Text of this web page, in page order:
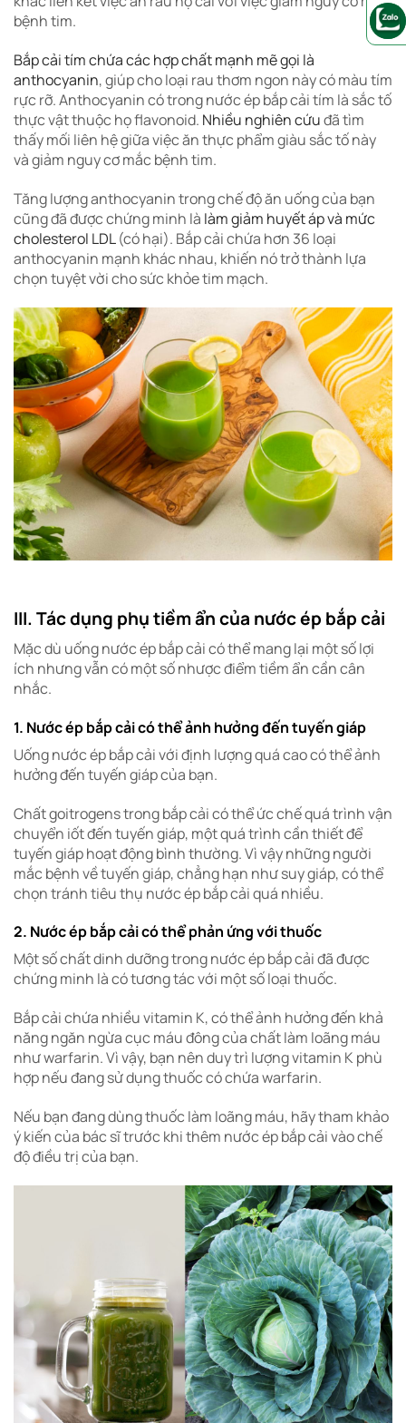
bệnh tim.
Bắp cải tím chứa các hợp chất mạnh mẽ gọi là
anthocyanin, giúp cho loại rau thơm ngon này có màu tím
rực rỡ.Anthocyanin có trong nước ép bắp cải tím là sắc tố
thực vật thuộc họ flavonoid. Nhiều nghiên cứuđã tìm
thấy mối liên hệ giữa việc ăn thực phẩm giàu sắc tố này
và giảm nguy cơ mắc bệnh tim.
Tăng lượng anthocyanin trong chế độ ăn uống của bạn
cũng đã được chứng minh là làm giảm huyết áp và mức
cholesterol LDL(có hại). Bắp cải chứa hơn 36 loại
anthocyanin mạnh khác nhau, khiến nó trở thành lựa
chọn tuyệt vời cho sức khỏe tim mạch.
III. Tác dụng phụ tiềm ẩn của nước ép bắp cải
Mặc dù uống nước ép bắp cải có thể mang lại một số lợi
ích nhưng vẫn có một số nhược điểm tiềm ẩn cần cân
nhắc.
1. Nước ép bắp cải có thể ảnh hưởng đến tuyến giáp
Uống nước ép bắp cải với định lượng quá cao có thể ảnh
hưởng đến tuyến giáp của bạn.
Chất goitrogens trong bắp cải có thể ức chế quá trình vận
chuyển iốt đến tuyến giáp, một quá trình cần thiết để
tuyến giáp hoạt động bình thường. Vì vậy những người
mắc bệnh về tuyến giáp, chẳng hạn như suy giáp, có thể
chọn tránh tiêu thụ nước ép bắp cải quá nhiều.
2. Nước ép bắp cải có thể phản ứng với thuốc
Một số chất dinh dưỡng trong nước ép bắp cải đã được
chứng minh là có tương tác với một số loại thuốc.
Bắp cải chứa nhiều vitamin K, có thể ảnh hưởng đến khả
năng ngăn ngừa cục máu đông của chất làm loãng máu
như warfarin. Vì vậy, bạn nên duy trì lượng vitamin K phù
hợp nếu đang sử dụng thuốc có chứa warfarin.
Nếu bạn đang dùng thuốc làm loãng máu, hãy tham khảo
ý kiến của bác sĩ trước khi thêm nước ép bắp cải vào chế
độ điều trị của bạn.